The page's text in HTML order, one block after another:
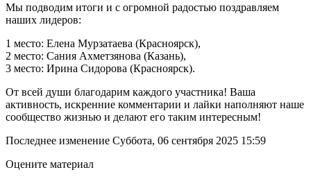
Мы подводим итоги и с огромной радостью поздравляем
наших лидеров:
1 место: Елена Мурзатаева (Красноярск),
2 место: Сания Ахметзянова (Казань),
3 место: Ирина Сидорова (Красноярск).
От всей души благодарим каждого участника! Ваша
активность, искренние комментарии и лайки наполняют наше
сообщество жизнью и делают его таким интересным!
Последнее изменение Суббота, 06 сентября 2025 15:59
Оцените материал